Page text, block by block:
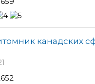
канадских